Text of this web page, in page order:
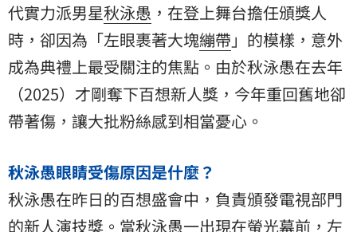
代實力派男星秋泳愚 ，在登上舞台擔任頒獎人
時，卻因為「左眼裹著大塊繃帶 」的模樣，意外
成為典禮上最受關注的焦點。由於秋泳愚在去年
（2025）才剛奪下百想新人獎，今年重回舊地卻
帶著傷，讓大批粉絲感到相當憂心。
秋泳愚眼睛受傷原因是什麼？
秋泳愚在昨日的百想盛會中，負責頒發電視部門
的新人演技獎。當秋泳愚一出現在螢光幕前，左